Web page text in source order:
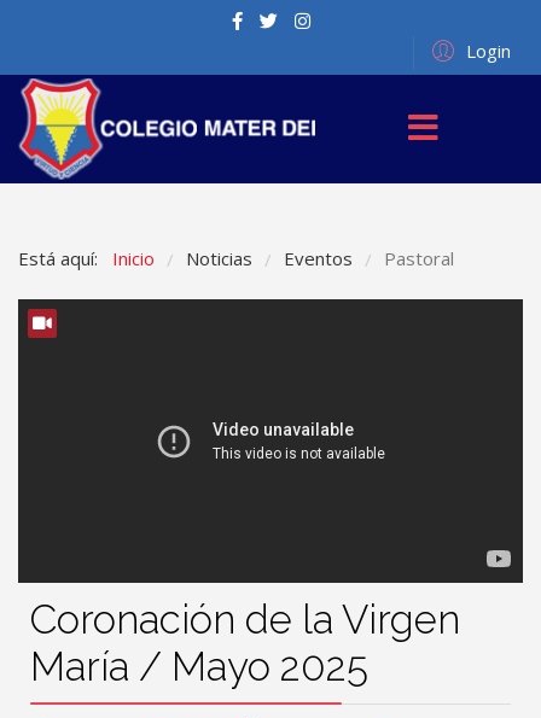
Login
Está aquí: Inicio / Noticias / Eventos / Pastoral
Coronación de la Virgen
María / Mayo 2025